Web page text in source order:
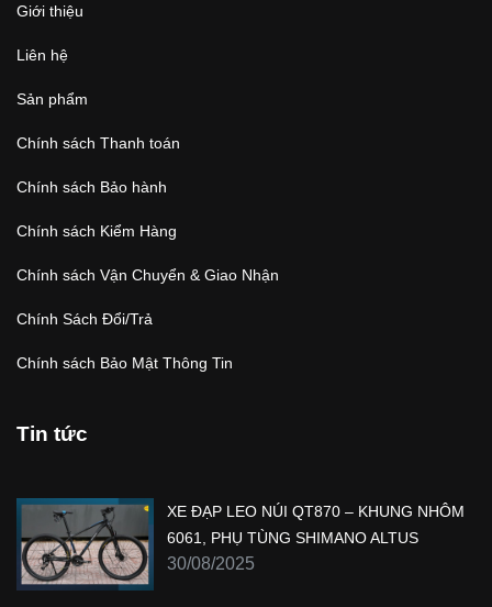
Giới thiệu
Liên hệ
Sản phẩm
Chính sách Thanh toán
Chính sách Bảo hành
Chính sách Kiểm Hàng
Chính sách Vận Chuyển & Giao Nhận
Chính Sách Đổi/Trả
Chính sách Bảo Mật Thông Tin
Tin tức
XE ĐẠP LEO NÚI QT870 – KHUNG NHÔM
6061, PHỤ TÙNG SHIMANO ALTUS
30/08/2025